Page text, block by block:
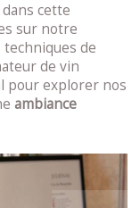
cette
sur notre
de
de vin
pour explorer nos
ambiance